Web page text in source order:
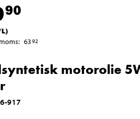
90
L)
: 6392
motorolie
917